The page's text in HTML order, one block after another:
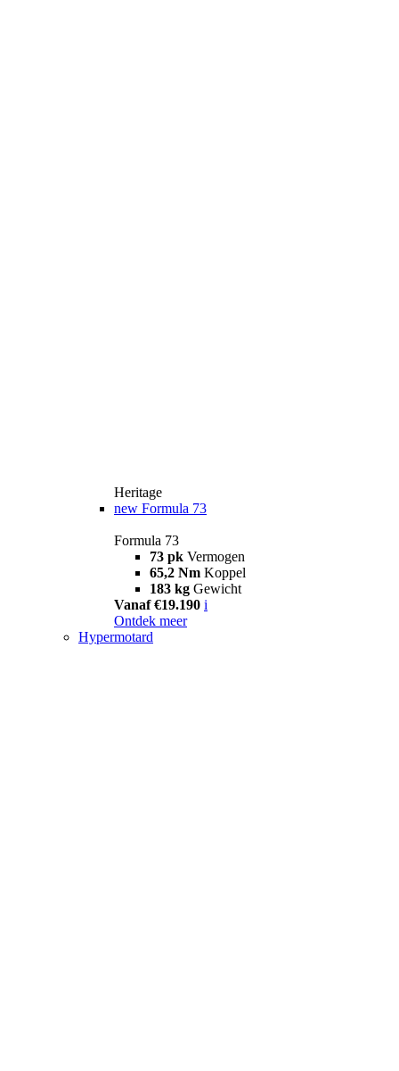
Heritage
new Formula 73
Formula 73
73 pk Vermogen
65,2 Nm Koppel
183 kg Gewicht
Vanaf €19.190 i
Ontdek meer
Hypermotard